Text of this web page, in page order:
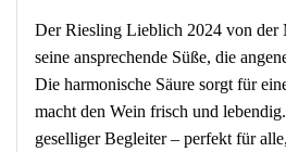
Der Riesling Lieblich 2024 von der
seine ansprechende Süße, die
Die harmonische Säure sorgt für
macht den Wein frisch und
geselliger Begleiter – perfekt für